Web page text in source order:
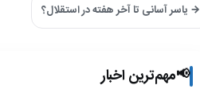
→ یاسر آسانی تا آخر هفته در استقلال؟
📢مهم‌ترین اخبار